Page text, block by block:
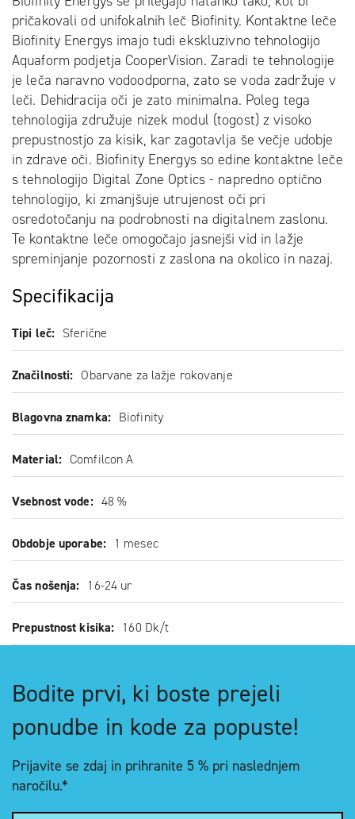
Specifikacija
Tipi leč Sferične
Značilnosti Obarvane za lažje rokovanje
Blagovna znamka Biofinity
Material Comfilcon A
Vsebnost vode 48 %
Obdobje uporabe 1 mesec
Čas nošenja 16-24 ur
Prepustnost kisika 160 Dk/t
pričakovali od unifokalnih leč Biofinity. Kontaktne leče
Biofinity Energys imajo tudi ekskluzivno tehnologijo
Aquaform podjetja CooperVision. Zaradi te tehnologije
je leča naravno vodoodporna, zato se voda zadržuje v
leči. Dehidracija oči je zato minimalna. Poleg tega
tehnologija združuje nizek modul (togost) z visoko
prepustnostjo za kisik, kar zagotavlja še večje udobje
in zdrave oči. Biofinity Energys so edine kontaktne leče
s tehnologijo Digital Zone Optics - napredno optično
tehnologijo, ki zmanjšuje utrujenost oči pri
osredotočanju na podrobnosti na digitalnem zaslonu.
Te kontaktne leče omogočajo jasnejši vid in lažje
spreminjanje pozornosti z zaslona na okolico in nazaj.
Bodite prvi, ki boste prejeli
ponudbe in kode za popuste!
Prijavite se zdaj in prihranite 5 % pri naslednjem
naročilu.*